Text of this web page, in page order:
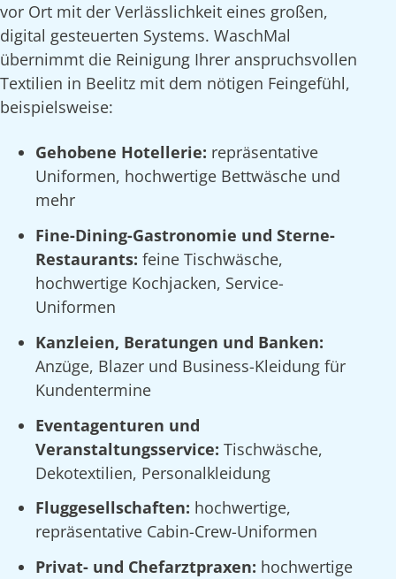
vor Ort mit der Verlässlichkeit eines großen,
digital gesteuerten Systems. WaschMal
übernimmt die Reinigung Ihrer anspruchsvollen
Textilien in Beelitz mit dem nötigen Feingefühl,
beispielsweise:
Gehobene Hotellerie: repräsentative
Uniformen, hochwertige Bettwäsche und
mehr
Fine-Dining-Gastronomie und Sterne-
Restaurants: feine Tischwäsche,
hochwertige Kochjacken, Service-
Uniformen
Kanzleien, Beratungen und Banken:
Anzüge, Blazer und Business-Kleidung für
Kundentermine
Eventagenturen und
Veranstaltungsservice: Tischwäsche,
Dekotextilien, Personalkleidung
Fluggesellschaften: hochwertige,
repräsentative Cabin-Crew-Uniformen
Privat- und Chefarztpraxen: hochwertige